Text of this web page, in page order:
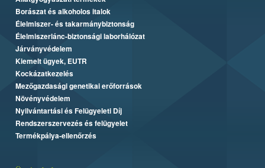
Borászat és alkoholos italok
Élelmiszer- és takarmánybiztonság
Élelmiszerlánc-biztonsági laborhálózat
Járványvédelem
Kiemelt ügyek, EUTR
Kockázatkezelés
Mezőgazdasági genetikai erőforrások
Növényvédelem
Nyilvántartási és Felügyeleti Díj
Rendszerszervezés és felügyelet
Termékpálya-ellenőrzés